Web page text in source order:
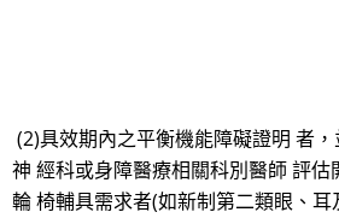
(2)具效期內之平衡機能障礙證明 者
神 經科或身障醫療相關科別醫師 評
輪 椅輔具需求者(如新制第二類眼、